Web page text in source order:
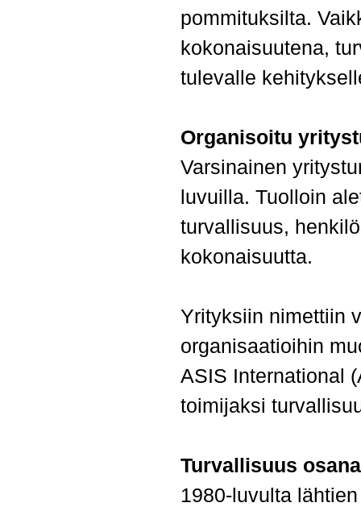
pommituksilta.
kokonaisuutena,
tulevalle
Organisoitu
Varsinainen
luvuilla. Tuolloin
turvallisuus,
kokonaisuutta.
Yrityksiin nimettiin
organisaatioihin
ASIS International
toimijaksi
Turvallisuus
1980-luvulta